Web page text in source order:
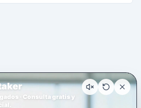
Y CONFIDENCIAL
· Consulta gratis y